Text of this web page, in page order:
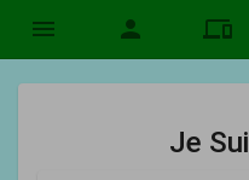
menu person devices
Je